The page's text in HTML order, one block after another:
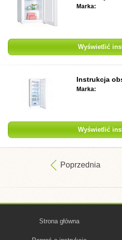
Marka:
Wyświetlić
Instrukcja
Marka:
Wyświetlić
Poprzednia
Strona główna